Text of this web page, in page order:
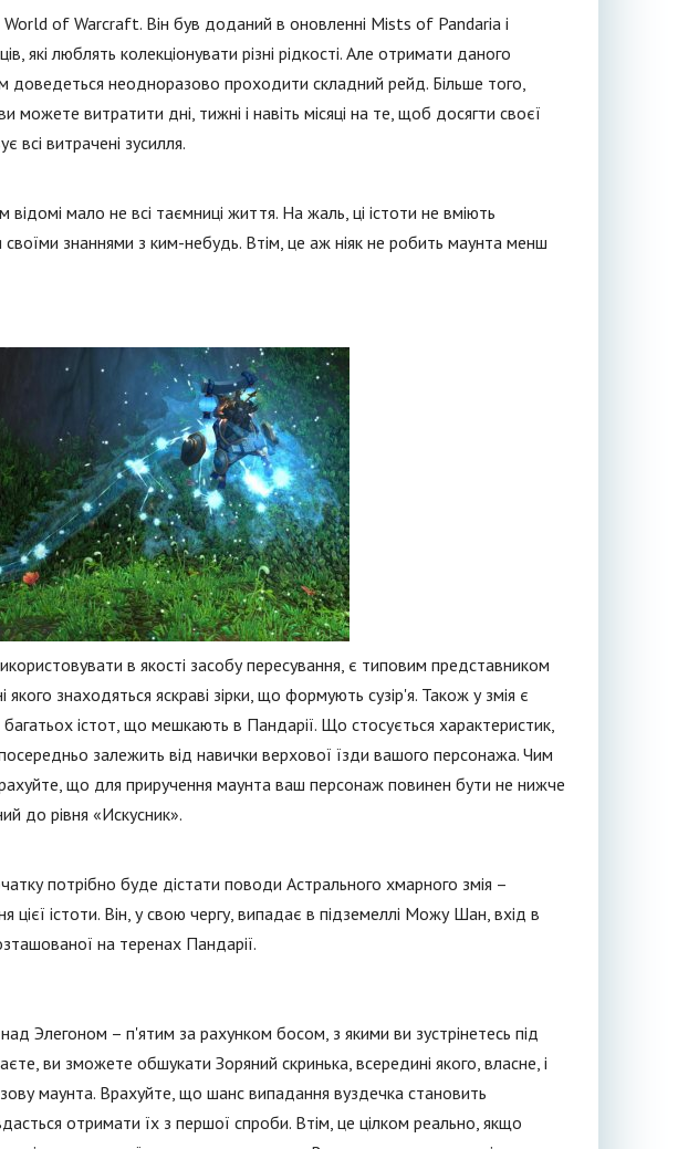
of Warcraft. Він був доданий в оновленні Mists of Pandaria і
які люблять колекціонувати різні рідкості. Але отримати даного
неодноразово проходити складний рейд. Більше того,
можете витратити дні, тижні і навіть місяці на те, щоб досягти своєї
всі витрачені зусилля.
мало не всі таємниці життя. На жаль, ці істоти не вміють
знаннями з ким-небудь. Втім, це аж ніяк не робить маунта менш
в якості засобу пересування, є типовим представником
знаходяться яскраві зірки, що формують сузір'я. Також у змія є
багатьох істот, що мешкають в Пандарії. Що стосується характеристик,
залежить від навички верхової їзди вашого персонажа. Чим
що для приручення маунта ваш персонаж повинен бути не нижче
до рівня «Искусник».
потрібно буде дістати поводи Астрального хмарного змія –
цієї істоти. Він, у свою чергу, випадає в підземеллі Можу Шан, вхід в
на теренах Пандарії.
Элегоном – п'ятим за рахунком босом, з якими ви зустрінетесь під
ви зможете обшукати Зоряний скринька, всередині якого, власне, і
маунта. Врахуйте, що шанс випадання вуздечка становить
отримати їх з першої спроби. Втім, це цілком реально, якщо